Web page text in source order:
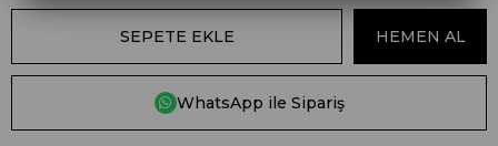
WhatsApp ile Sipariş